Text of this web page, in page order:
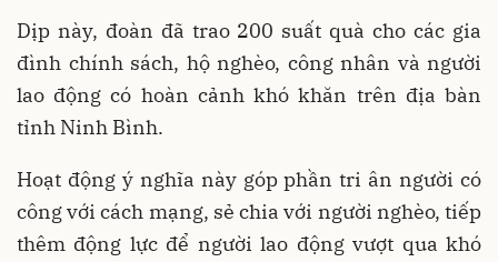
Dịp này, đoàn đã trao 200 suất quà cho các gia
đình chính sách, hộ nghèo, công nhân và người
lao động có hoàn cảnh khó khăn trên địa bàn
tỉnh Ninh Bình.
Hoạt động ý nghĩa này góp phần tri ân người có
công với cách mạng, sẻ chia với người nghèo, tiếp
thêm động lực để người lao động vượt qua khó